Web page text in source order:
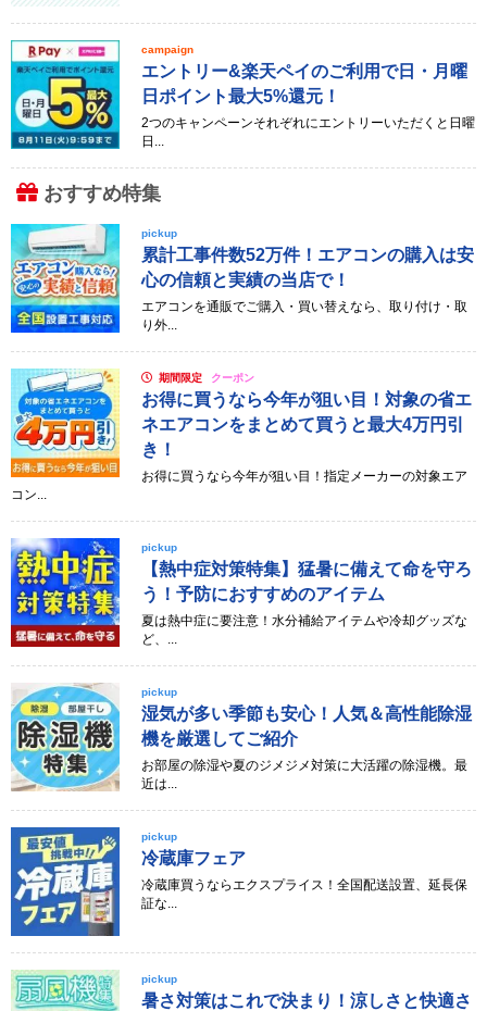
campaign
エントリー&楽天ペイのご利用で日・月曜
日ポイント最大5%還元！
2つのキャンペーンそれぞれにエントリーいただくと日曜
日...
おすすめ特集
pickup
累計工事件数52万件！エアコンの購入は安
心の信頼と実績の当店で！
エアコンを通販でご購入・買い替えなら、取り付け・取
り外...
期間限定 クーポン
お得に買うなら今年が狙い目！対象の省エ
ネエアコンをまとめて買うと最大4万円引
き！
お得に買うなら今年が狙い目！指定メーカーの対象エア
コン...
pickup
【熱中症対策特集】猛暑に備えて命を守ろ
う！予防におすすめのアイテム
夏は熱中症に要注意！水分補給アイテムや冷却グッズな
ど、...
pickup
湿気が多い季節も安心！人気＆高性能除湿
機を厳選してご紹介
お部屋の除湿や夏のジメジメ対策に大活躍の除湿機。最
近は...
pickup
冷蔵庫フェア
冷蔵庫買うならエクスプライス！全国配送設置、延長保
証な...
pickup
暑さ対策はこれで決まり！涼しさと快適さ